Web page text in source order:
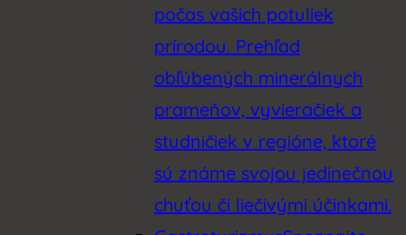
počas vašich potuliek
prírodou. Prehľad
obľúbených minerálnych
prameňov, vyvieračiek a
studničiek v regióne, ktoré
sú známe svojou jedinečnou
chuťou či liečivými účinkami.